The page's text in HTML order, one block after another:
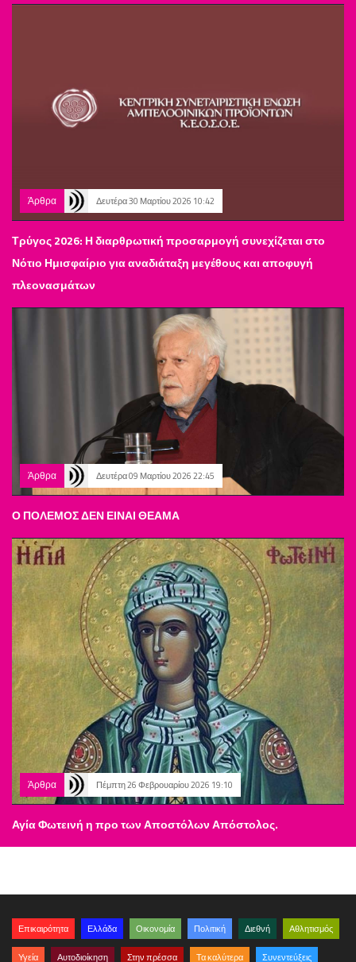
Άρθρα Δευτέρα 30 Μαρτίου 2026 10:42
Τρύγος 2026: Η διαρθρωτική προσαρμογή συνεχίζεται στο
Νότιο Ημισφαίριο για αναδιάταξη μεγέθους και αποφυγή
πλεονασμάτων
Άρθρα Δευτέρα 09 Μαρτίου 2026 22:45
Ο ΠΟΛΕΜΟΣ ΔΕΝ ΕΙΝΑΙ ΘΕΑΜΑ
Άρθρα Πέμπτη 26 Φεβρουαρίου 2026 19:10
Αγία Φωτεινή η προ των Αποστόλων Απόστολος.
Επικαιρότητα Ελλάδα Οικονομία Πολιτική Διεθνή Αθλητισμός
Υγεία Αυτοδιοίκηση Στην πρέσσα Τα καλύτερα Συνεντεύξεις